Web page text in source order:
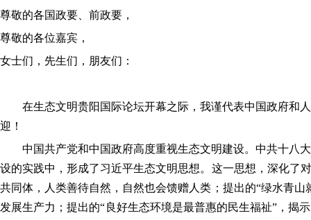
尊敬的各国政要、前政要，
尊敬的各位嘉宾，
女士们，先生们，朋友们：
在生态文明贵阳国际论坛开幕之际，我谨代表中国政府和人
迎！
中国共产党和中国政府高度重视生态文明建设。中共十八大
设的实践中，形成了习近平生态文明思想。这一思想，深化了
共同体，人类善待自然，自然也会馈赠人类；提出的“绿水青
发展生产力；提出的“良好生态环境是最普惠的民生福祉”，揭